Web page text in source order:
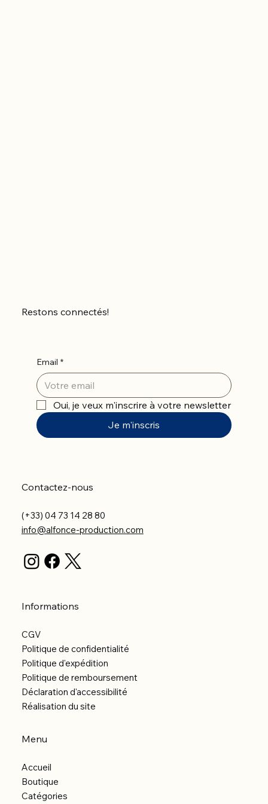
Restons connectés!
Email *
Oui, je veux m'inscrire à votre newsletter
Je m'inscris
Contactez-nous
(+33) 04 73 14 28 80
info@alfonce-production.com
Informations
CGV
Politique de confidentialité
Politique d'expédition
Politique de remboursement
Déclaration d'accessibilité
Réalisation du site
Menu
Accueil
Boutique
Catégories